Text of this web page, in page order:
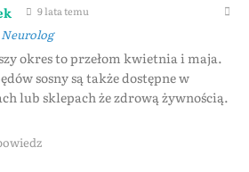
9 lata temu
Neurolog
okres to przełom kwietnia i maja.
sosny są także dostępne w
lub sklepach że zdrową żywnością.